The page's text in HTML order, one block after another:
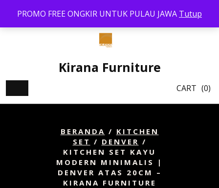
PROMO FREE ONGKIR UNTUK PULAU JAWA Tutup
content
Kirana Furniture
CART (0)
BERANDA / KITCHEN
SET / DENVER /
KITCHEN SET KAYU
MODERN MINIMALIS |
DENVER ATAS 20CM –
KIRANA FURNITURE